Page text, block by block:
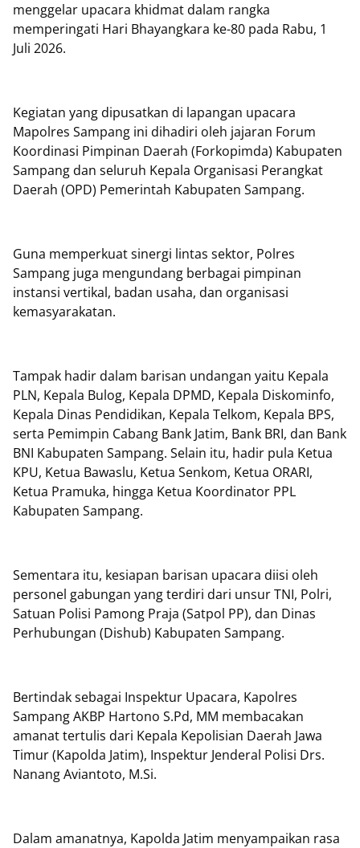
menggelar upacara khidmat dalam rangka
memperingati Hari Bhayangkara ke-80 pada Rabu, 1
Juli 2026.
Kegiatan yang dipusatkan di lapangan upacara
Mapolres Sampang ini dihadiri oleh jajaran Forum
Koordinasi Pimpinan Daerah (Forkopimda) Kabupaten
Sampang dan seluruh Kepala Organisasi Perangkat
Daerah (OPD) Pemerintah Kabupaten Sampang.
Guna memperkuat sinergi lintas sektor, Polres
Sampang juga mengundang berbagai pimpinan
instansi vertikal, badan usaha, dan organisasi
kemasyarakatan.
Tampak hadir dalam barisan undangan yaitu Kepala
PLN, Kepala Bulog, Kepala DPMD, Kepala Diskominfo,
Kepala Dinas Pendidikan, Kepala Telkom, Kepala BPS,
serta Pemimpin Cabang Bank Jatim, Bank BRI, dan Bank
BNI Kabupaten Sampang. Selain itu, hadir pula Ketua
KPU, Ketua Bawaslu, Ketua Senkom, Ketua ORARI,
Ketua Pramuka, hingga Ketua Koordinator PPL
Kabupaten Sampang.
Sementara itu, kesiapan barisan upacara diisi oleh
personel gabungan yang terdiri dari unsur TNI, Polri,
Satuan Polisi Pamong Praja (Satpol PP), dan Dinas
Perhubungan (Dishub) Kabupaten Sampang.
Bertindak sebagai Inspektur Upacara, Kapolres
Sampang AKBP Hartono S.Pd, MM membacakan
amanat tertulis dari Kepala Kepolisian Daerah Jawa
Timur (Kapolda Jatim), Inspektur Jenderal Polisi Drs.
Nanang Aviantoto, M.Si.
Dalam amanatnya, Kapolda Jatim menyampaikan rasa